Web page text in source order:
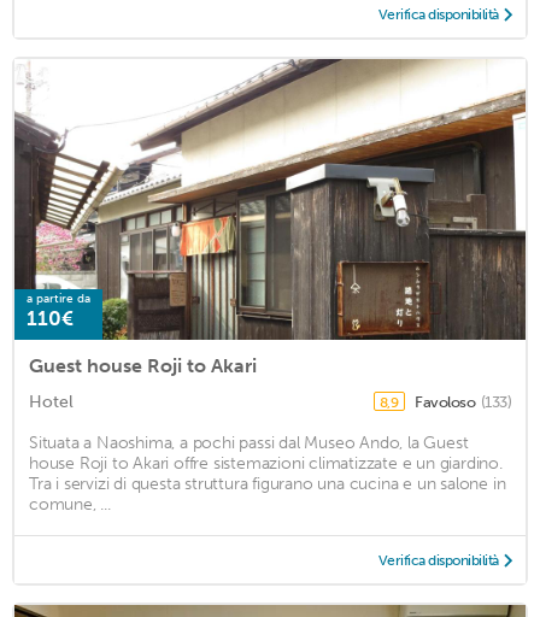
Verifica disponibilità
a partire da
110€
Guest house Roji to Akari
Hotel 8,9 Favoloso (133)
Situata a Naoshima, a pochi passi dal Museo Ando, la Guest
house Roji to Akari offre sistemazioni climatizzate e un giardino.
Tra i servizi di questa struttura figurano una cucina e un salone in
comune, ...
Verifica disponibilità